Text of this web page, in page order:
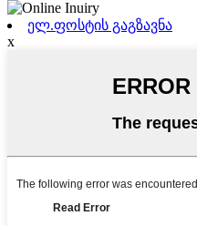
ელ.ფოსტის გაგზავნა
x